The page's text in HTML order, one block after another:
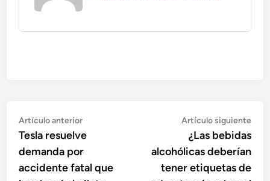
Navegación
de
entradas
Artículo anteriorArtículo
anterior:
Tesla resuelve
demanda por
accidente fatal que
Artículo siguiente
¿Las bebidas
alcohólicas deberían
tener etiquetas de